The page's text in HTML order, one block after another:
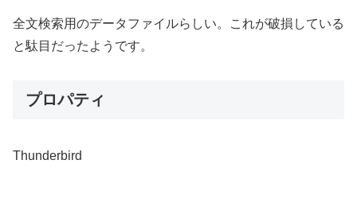
全文検索用のデータファイルらしい。これが破損している
と駄目だったようです。
プロパティ
Thunderbird